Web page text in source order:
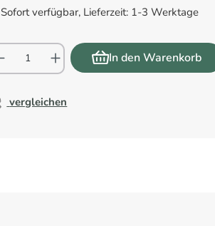
Sofort verfügbar, Lieferzeit: 1-3 Werktage
In den Warenkorb
vergleichen